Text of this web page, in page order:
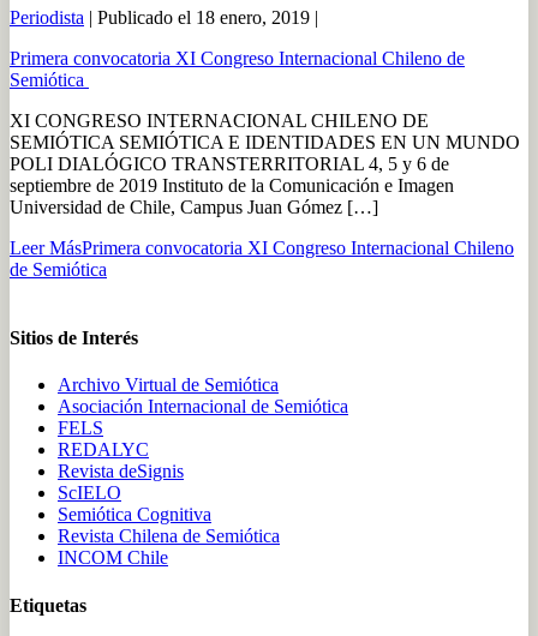
Periodista | Publicado el 18 enero, 2019 |
Primera convocatoria XI Congreso Internacional Chileno de
Semiótica
XI CONGRESO INTERNACIONAL CHILENO DE
SEMIÓTICA SEMIÓTICA E IDENTIDADES EN UN MUNDO
POLI DIALÓGICO TRANSTERRITORIAL 4, 5 y 6 de
septiembre de 2019 Instituto de la Comunicación e Imagen
Universidad de Chile, Campus Juan Gómez […]
Leer MásPrimera convocatoria XI Congreso Internacional Chileno
de Semiótica
Sitios de Interés
Archivo Virtual de Semiótica
Asociación Internacional de Semiótica
FELS
REDALYC
Revista deSignis
ScIELO
Semiótica Cognitiva
Revista Chilena de Semiótica
INCOM Chile
Etiquetas